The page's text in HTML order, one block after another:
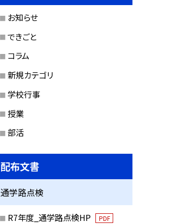
お知らせ
できごと
コラム
新規カテゴリ
学校行事
授業
部活
配布文書
通学路点検
R7年度_通学路点検HP PDF